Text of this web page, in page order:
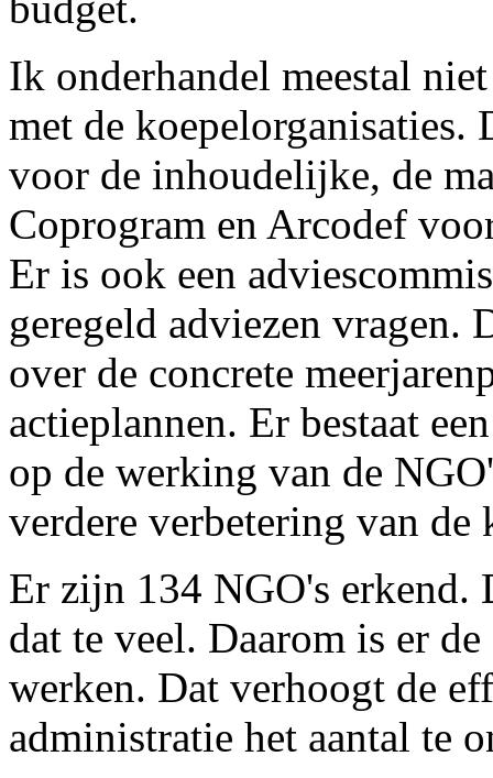
Ik onderhandel meestal
met de
voor de inhoudelijke, de
Coprogram en Arcodef
Er is ook een
geregeld adviezen vragen.
over de concrete
actieplannen. Er bestaat
op de werking van de
verdere verbetering van
Er zijn 134 NGO's erkend.
dat te veel. Daarom is er
werken. Dat verhoogt de
administratie het aantal te